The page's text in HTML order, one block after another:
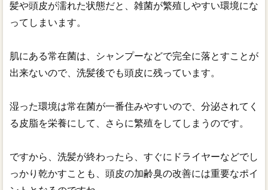
髪や頭皮が濡れた状態だと、雑菌が繁殖しやすい環境にな
ってしまいます。
肌にある常在菌は、シャンプーなどで完全に落とすことが
出来ないので、洗髪後でも頭皮に残っています。
湿った環境は常在菌が一番住みやすいので、分泌されてく
る皮脂を栄養にして、さらに繁殖をしてしまうのです。
ですから、洗髪が終わったら、すぐにドライヤーなどでし
っかり乾かすことも、頭皮の加齢臭の改善には重要なポイ